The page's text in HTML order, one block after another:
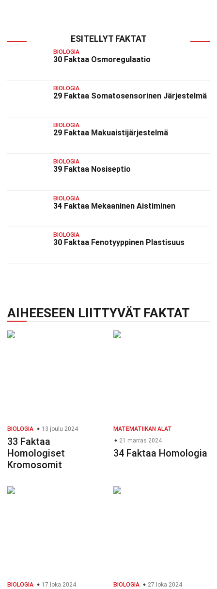
ESITELLYT FAKTAT
BIOLOGIA
30 Faktaa Osmoregulaatio
BIOLOGIA
29 Faktaa Somatosensorinen Järjestelmä
BIOLOGIA
29 Faktaa Makuaistijärjestelmä
BIOLOGIA
39 Faktaa Nosiseptio
BIOLOGIA
34 Faktaa Mekaaninen Aistiminen
BIOLOGIA
30 Faktaa Fenotyyppinen Plastisuus
AIHEESEEN LIITTYVÄT FAKTAT
BIOLOGIA 13 joulu 2024
33 Faktaa
Homologiset
Kromosomit
MATEMATIIKAN ALAT
21 marras 2024
34 Faktaa Homologia
BIOLOGIA 17 loka 2024 BIOLOGIA 27 loka 2024